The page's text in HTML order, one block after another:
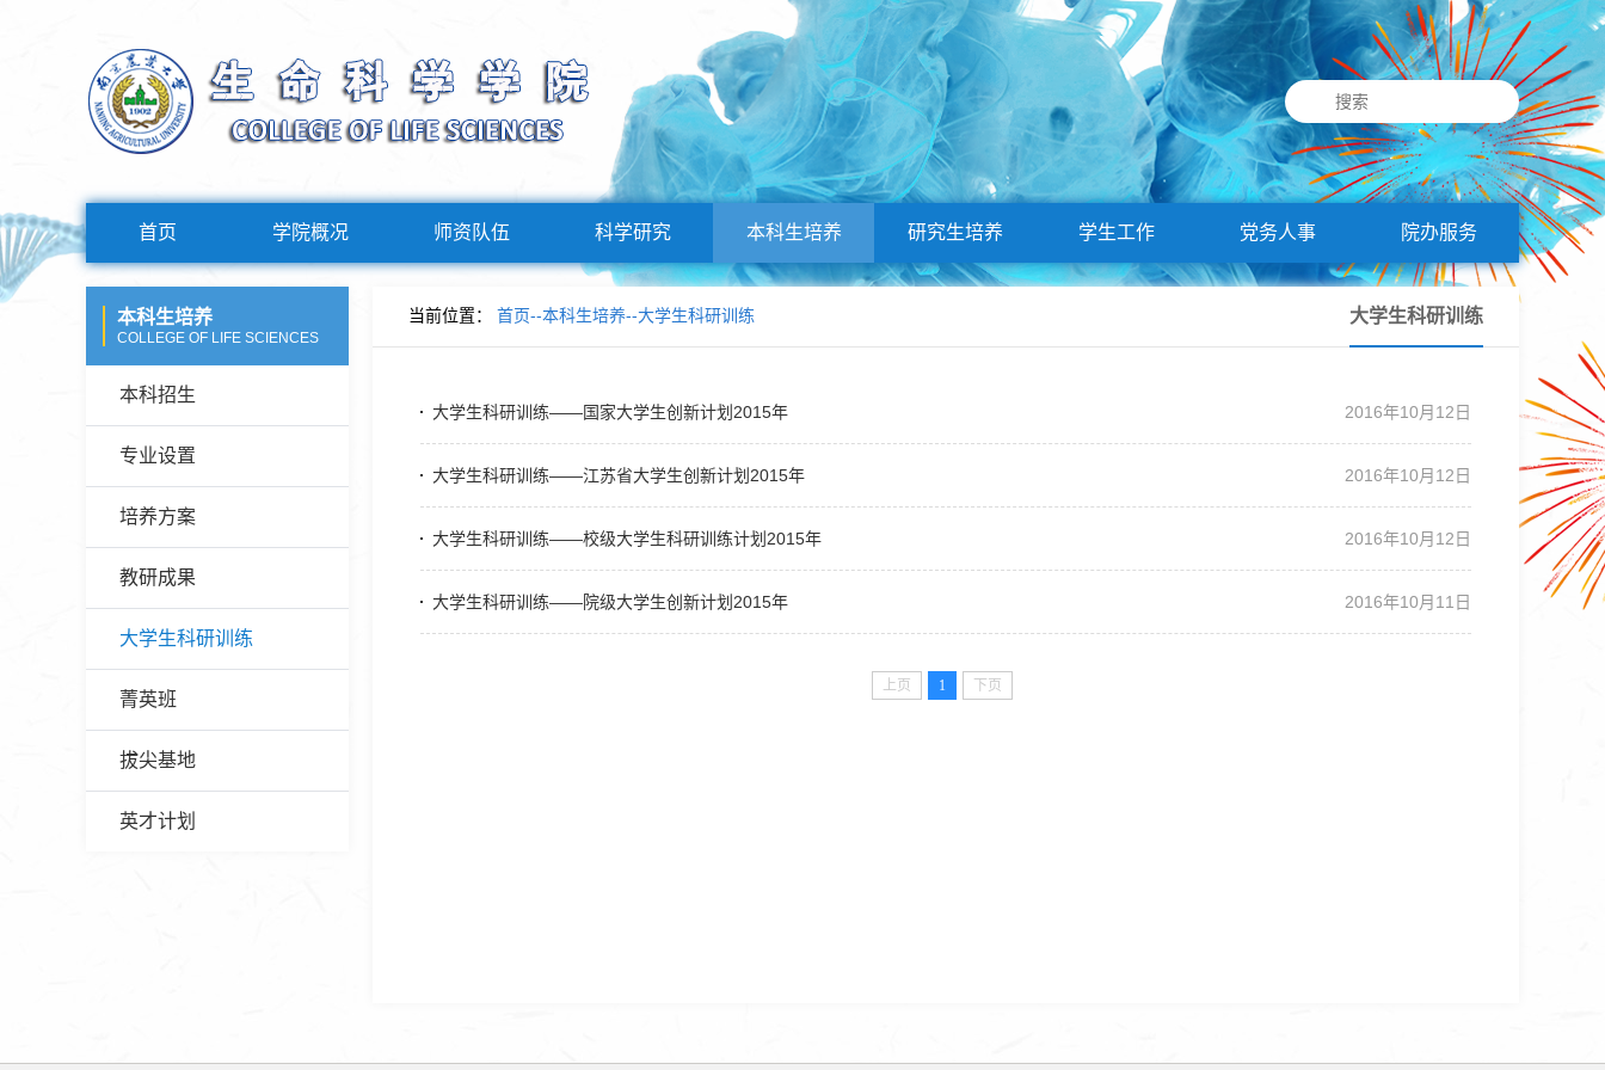
首页 学院概况 师资队伍 科学研究 本科生培养 研究生培养 学生工作 党务人事 院办服务
本科生培养
COLLEGE OF LIFE SCIENCES
本科招生
专业设置
培养方案
教研成果
大学生科研训练
菁英班
拔尖基地
英才计划
当前位置： 首页--本科生培养--大学生科研训练 大学生科研训练
大学生科研训练——国家大学生创新计划2015年 2016年10月12日
大学生科研训练——江苏省大学生创新计划2015年 2016年10月12日
大学生科研训练——校级大学生科研训练计划2015年 2016年10月12日
大学生科研训练——院级大学生创新计划2015年 2016年10月11日
上页 1 下页